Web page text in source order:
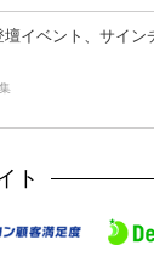
壇イベント、サイン
ト